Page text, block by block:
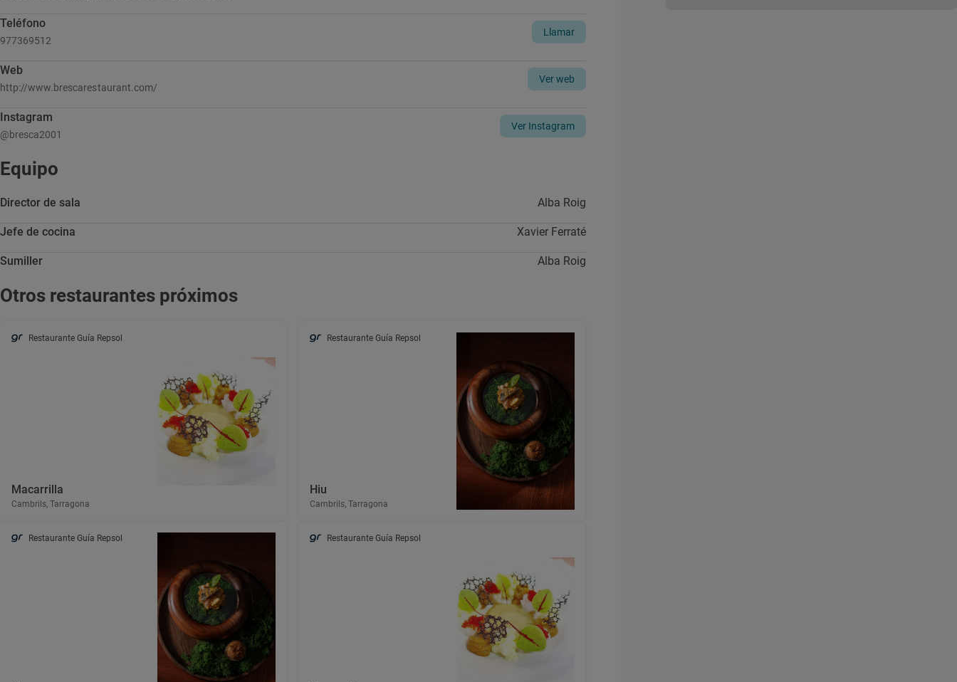
Teléfono
977369512
Llamar
Web
http://www.brescarestaurant.com/
Ver web
Instagram
@bresca2001
Ver Instagram
Equipo
Director de sala Alba Roig
Jefe de cocina Xavier Ferraté
Sumiller Alba Roig
Otros restaurantes próximos
Restaurante Guía Repsol
Macarrilla
Cambrils, Tarragona
Restaurante Guía Repsol
Hiu
Cambrils, Tarragona
Restaurante Guía Repsol Restaurante Guía Repsol